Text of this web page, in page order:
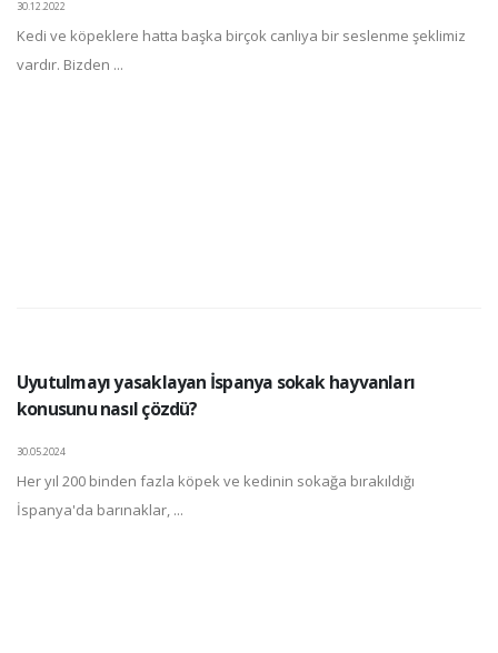
30.12.2022
Kedi ve köpeklere hatta başka birçok canlıya bir seslenme şeklimiz
vardır. Bizden ...
Uyutulmayı yasaklayan İspanya sokak hayvanları
konusunu nasıl çözdü?
30.05.2024
Her yıl 200 binden fazla köpek ve kedinin sokağa bırakıldığı
İspanya'da barınaklar, ...